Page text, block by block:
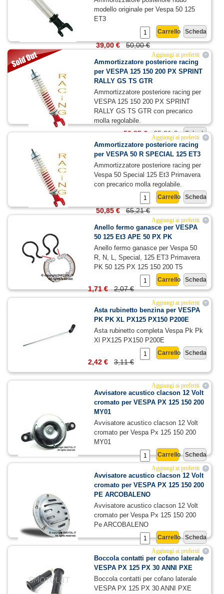
modello originale per Vespa 50 125
ET3
Scheda
Carrello
50,00 €
39,00 €
+
Aggiungi ai preferiti
Ammortizzatore posteriore racing
per VESPA 125 150 200 PX SPRINT
RALLY GS TS GTR
Ammortizzatore posteriore racing per
VESPA 125 150 200 PX SPRINT
RALLY GS TS GTR con precarico
molla regolabile.
Scheda
65,21 €
50,85 € +
Aggiungi ai preferiti
Ammortizzatore posteriore racing
per VESPA 50 R SPECIAL 125 ET3
Ammortizzatore posteriore racing per
Vespa 50 Special 125 Et3 Primavera
con precarico molla regolabile.
Scheda
Carrello
65,21 €
50,85 €
+
Aggiungi ai preferiti
Anello fermo ganasce per VESPA
50 125 Et3 APE 50 PX PK
Anello fermo ganasce per Vespa 50
R, N, L, Special, 125 ET3 Primavera
PK 50 125 PX 125 150 200 T5
Scheda
Carrello
2,07 €
1,71 €
+
Aggiungi ai preferiti
Asta rubinetto benzina per VESPA
PK PK XL PX125 PX150 P200E
Asta rubinetto completa Vespa Pk Pk
Xl PX125 PX150 P200E
Scheda
Carrello
3,11 €
2,42 €
+
Aggiungi ai preferiti
Avvisatore acustico clacson 12 Volt
cromato per VESPA PX 125 150 200
MY01
Avvisatore acustico clacson 12 Volt
cromato per Vespa Px 125 150 200
MY01
Scheda
Carrello
+
Aggiungi ai preferiti
Avvisatore acustico clacson 12 Volt
cromato per VESPA PX 125 150 200
PE ARCOBALENO
Avvisatore acustico clacson 12 Volt
cromato per Vespa Px 125 150 200
Pe ARCOBALENO
Scheda
Carrello
+
Aggiungi ai preferiti
Boccola contatti per cofano laterale
VESPA PX 125 PX 30 ANNI PXE
Boccola contatti per cofano laterale
VESPA PX 125 PX 30 ANNI PXE